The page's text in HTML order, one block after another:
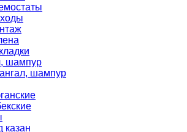
шампур
шампур
казан